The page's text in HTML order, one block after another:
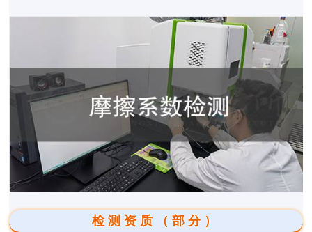
检测资质（部分）